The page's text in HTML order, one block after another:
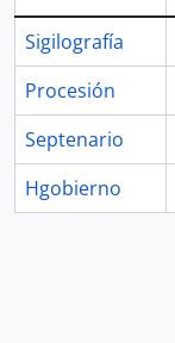
Sigilografía
Procesión
Septenario
Hgobierno